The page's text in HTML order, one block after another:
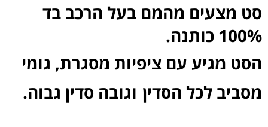
סט מצעים מהמם בעל הרכב בד
100% כותנה.
הסט מגיע עם ציפיות מסגרת, גומי
מסביב לכל הסדין וגובה סדין גבוה.